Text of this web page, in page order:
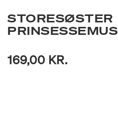
STORESØSTER
PRINSESSEMUS
169,00 KR.